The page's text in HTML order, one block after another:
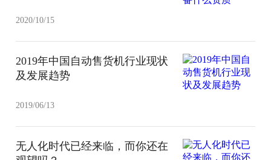
2020/10/15
2019年中国自动售货机行业现状
及发展趋势
2019/06/13
无人化时代已经来临，而你还在